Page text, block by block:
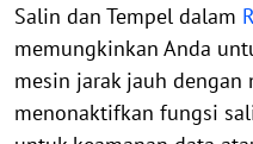
Salin dan Tempel dalam
memungkinkan Anda
mesin jarak jauh dengan
menonaktifkan fungsi